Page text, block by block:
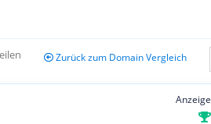
Zurück zum Domain Vergleich
Anzeige